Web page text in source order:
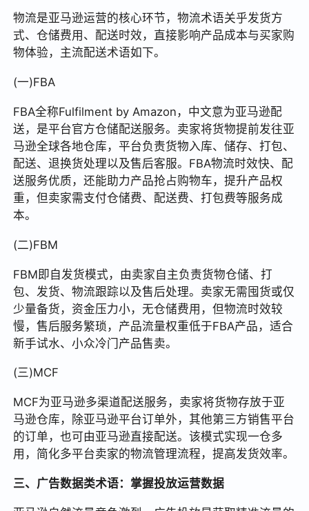
物流是亚马逊运营的核心环节，物流术语关乎发货方
式、仓储费用、配送时效，直接影响产品成本与买家购
物体验，主流配送术语如下。
(一)FBA
FBA全称Fulfilment by Amazon，中文意为亚马逊配
送，是平台官方仓储配送服务。卖家将货物提前发往亚
马逊全球各地仓库，平台负责货物入库、储存、打包、
配送、退换货处理以及售后客服。FBA物流时效快、配
送服务优质，还能助力产品抢占购物车，提升产品权
重，但卖家需支付仓储费、配送费、打包费等服务成
本。
(二)FBM
FBM即自发货模式，由卖家自主负责货物仓储、打
包、发货、物流跟踪以及售后处理。卖家无需囤货或仅
少量备货，资金压力小，无仓储费用，但物流时效较
慢，售后服务繁琐，产品流量权重低于FBA产品，适合
新手试水、小众冷门产品售卖。
(三)MCF
MCF为亚马逊多渠道配送服务，卖家将货物存放于亚
马逊仓库，除亚马逊平台订单外，其他第三方销售平台
的订单，也可由亚马逊直接配送。该模式实现一仓多
用，简化多平台卖家的物流管理流程，提高发货效率。
三、广告数据类术语：掌握投放运营数据